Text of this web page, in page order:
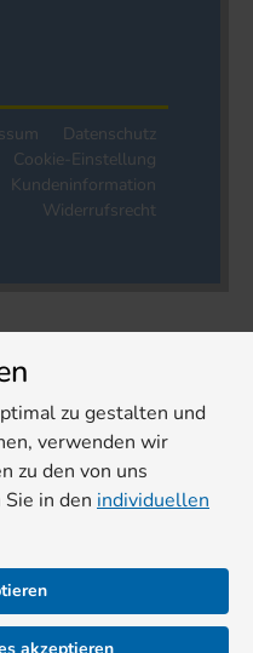
Datenschutz
Cookie-Einstellung
Kundeninformation
Widerrufsrecht
zu gestalten und
verwenden wir
zu den von uns
in den individuellen